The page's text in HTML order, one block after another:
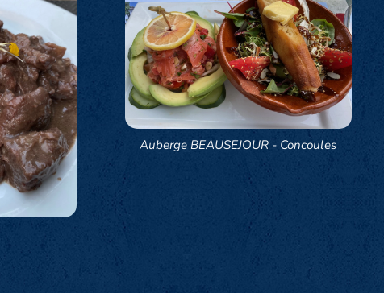
Auberge BEAUSEJOUR - Concoules